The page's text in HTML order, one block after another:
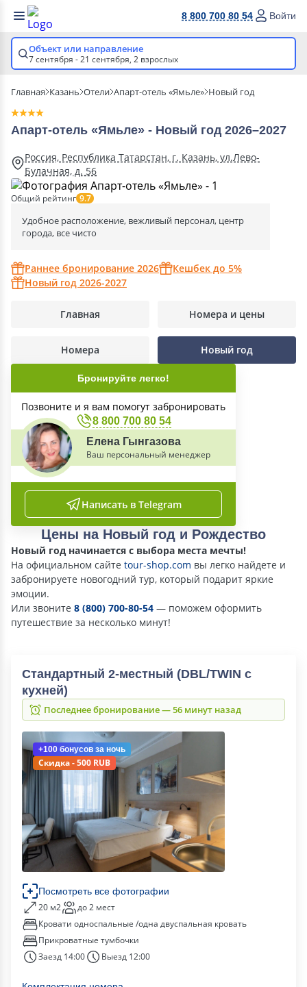
8 800 700 80 54 Войти
Объект или направление
7 сентября - 21 сентября, 2 взрослых
Главная Казань Отели Апарт-отель «Ямьле» Новый год
Апарт-отель «Ямьле» - Новый год 2026–2027
Россия, Республика Татарстан, г. Казань, ул.Лево-
Булачная, д. 56
Общий рейтинг 9.7
Удобное расположение, вежливый персонал, центр
города, все чисто
Раннее бронирование 2026
Кешбек до 5%
Новый год 2026-2027
Главная Номера и цены
Номера Новый год
Бронируйте легко!
Позвоните и я вам помогут забронировать
8 800 700 80 54
Елена Гынгазова
Ваш персональный менеджер
Написать в Telegram
Цены на Новый год и Рождество
Новый год начинается с выбора места мечты!
На официальном сайте tour-shop.com вы легко найдете и
забронируете новогодний тур, который подарит яркие
эмоции.
Или звоните 8 (800) 700-80-54 — поможем оформить
путешествие за несколько минут!
Стандартный 2-местный (DBL/TWIN с
кухней)
Последнее бронирование — 56 минут назад
+100 бонусов за ночь
Скидка - 500 RUB
Посмотреть все фотографии
20 м2
до 2 мест
Кровати односпальные /одна двуспальная кровать
Прикроватные тумбочки
Заезд 14:00
Выезд 12:00